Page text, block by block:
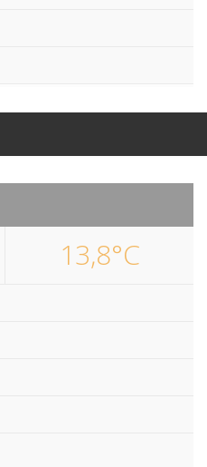
13,8°C